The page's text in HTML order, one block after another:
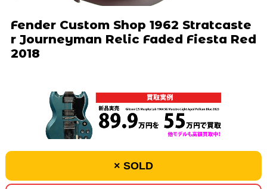
Fender Custom Shop 1962 Stratcaste
r Journeyman Relic Faded Fiesta Red
2018
× SOLD